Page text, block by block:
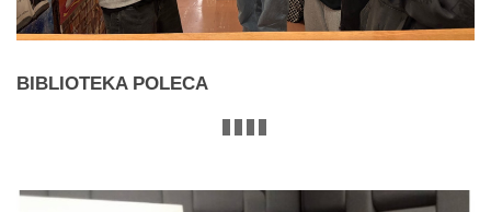
BIBLIOTEKAPOLECA